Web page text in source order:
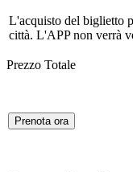
L'acquisto del biglietto
città. L'APP non verrà
Prezzo Totale
Prenota ora